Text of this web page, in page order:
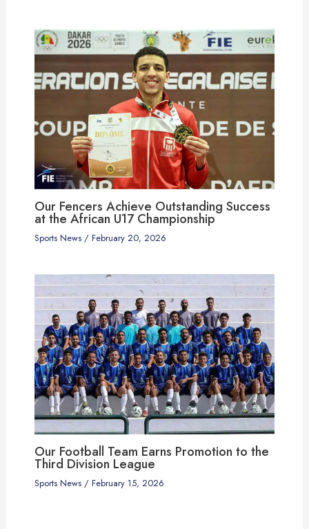
Our Fencers Achieve Outstanding Success
at the African U17 Championship
Sports News/ February 20, 2026
Our Football Team Earns Promotion to the
Third Division League
Sports News/ February 15, 2026